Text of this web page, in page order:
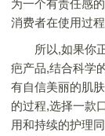
为一个有责任感
消费者在使用过
所以,如果你正
疤产品,结合科学
有自信美丽的肌
的过程,选择一款
用和持续的护理